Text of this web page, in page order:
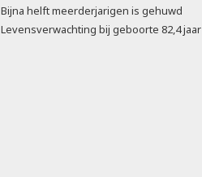
Bijna helft meerderjarigen is gehuwd
Levensverwachting bij geboorte 82,4 jaar